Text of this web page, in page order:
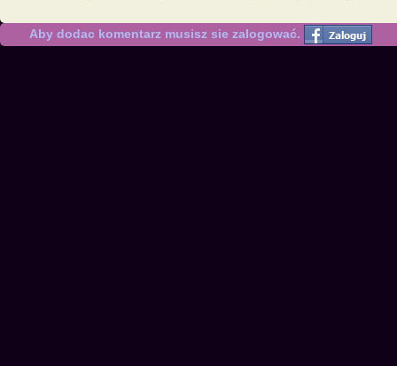
Aby dodac komentarz musisz sie zalogować.